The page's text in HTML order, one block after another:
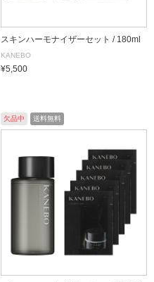
スキンハーモナイザーセット / 180ml
KANEBO
¥5,500
欠品中 送料無料